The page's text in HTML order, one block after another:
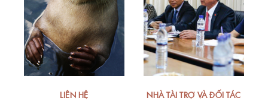
LIÊN HỆ NHÀ TÀI TRỢ VÀ ĐỐI TÁC